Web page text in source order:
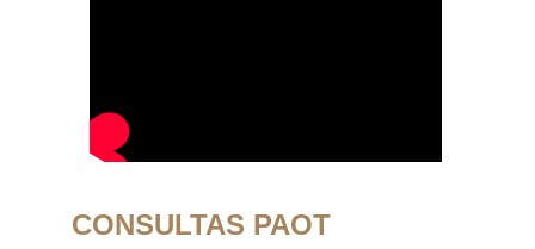
CONSULTAS PAOT